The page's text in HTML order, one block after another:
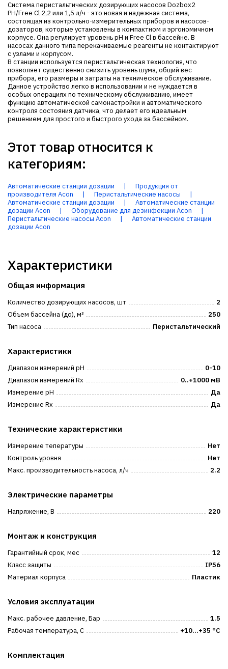
Система перистальтических дозирующих насосов Dozbox2
PH/Free Cl 2,2 или 1,5 л/ч - это новая и надежная система,
состоящая из контрольно-измерительных приборов и насосов-
дозаторов, которые установлены в компактном и эргономичном
корпусе. Она регулирует уровень pH и Free Cl в бассейне. В
насосах данного типа перекачиваемые реагенты не контактируют
с узлами и корпусом.
В станции используется перистальтическая технология, что
позволяет существенно снизить уровень шума, общий вес
прибора, его размеры и затраты на техническое обслуживание.
Данное устройство легко в использовании и не нуждается в
особых операциях по техническому обслуживанию, имеет
функцию автоматической самонастройки и автоматического
контроля состояния датчика, что делает его идеальным
решением для простого и быстрого ухода за бассейном.
Этот товар относится к
категориям:
Автоматические станции дозации |
Продукция от
производителя Acon
| Перистальтические насосы
|
Автоматические станции дозации
|
Автоматические станции
дозации Acon
| Оборудование для дезинфекции Acon
|
Перистальтические насосы Acon
|
Автоматические станции
дозации Acon
Характеристики
Общая информация
Количество дозирующих насосов, шт
2
Объем бассейна (до), м³
250
Тип насоса
Перистальтический
Характеристики
Диапазон измерений pH
0-10
Диапазон измерений Rx
0..+1000 мВ
Измерение pH
Да
Измерение Rx
Да
Технические характеристики
Измерение тепературы
Нет
Контроль уровня
Нет
Макс. производительность насоса, л/ч
2.2
Электрические параметры
Напряжение, В 220
Монтаж и конструкция
Гарантийный срок, мес
12
Класс защиты
IP56
Материал корпуса
Пластик
Условия эксплуатации
Макс. рабочее давление, Бар
1.5
Рабочая температура, С
+10...+35 °C
Комплектация